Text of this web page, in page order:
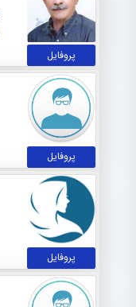
پروفایل
پروفایل
پروفایل